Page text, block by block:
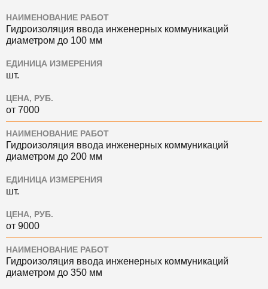
НАИМЕНОВАНИЕ РАБОТ
Гидроизоляция ввода инженерных коммуникаций
диаметром до 100 мм
ЕДИНИЦА ИЗМЕРЕНИЯ
шт.
ЦЕНА, РУБ.
от 7000
НАИМЕНОВАНИЕ РАБОТ
Гидроизоляция ввода инженерных коммуникаций
диаметром до 200 мм
ЕДИНИЦА ИЗМЕРЕНИЯ
шт.
ЦЕНА, РУБ.
от 9000
НАИМЕНОВАНИЕ РАБОТ
Гидроизоляция ввода инженерных коммуникаций
диаметром до 350 мм